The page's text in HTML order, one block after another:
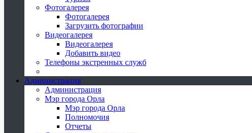
Фотогалерея
Фотогалерея
Загрузить фотографии
Видеогалерея
Видеогалерея
Добавить видео
Телефоны экстренных служб
Администрация
Администрация
Мэр города Орла
Мэр города Орла
Полномочия
Отчеты